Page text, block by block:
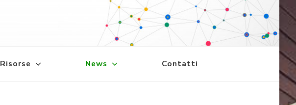
Risorse News Contatti